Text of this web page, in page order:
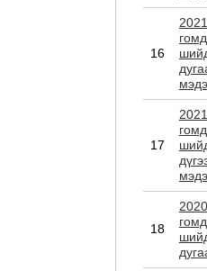
16
17
18